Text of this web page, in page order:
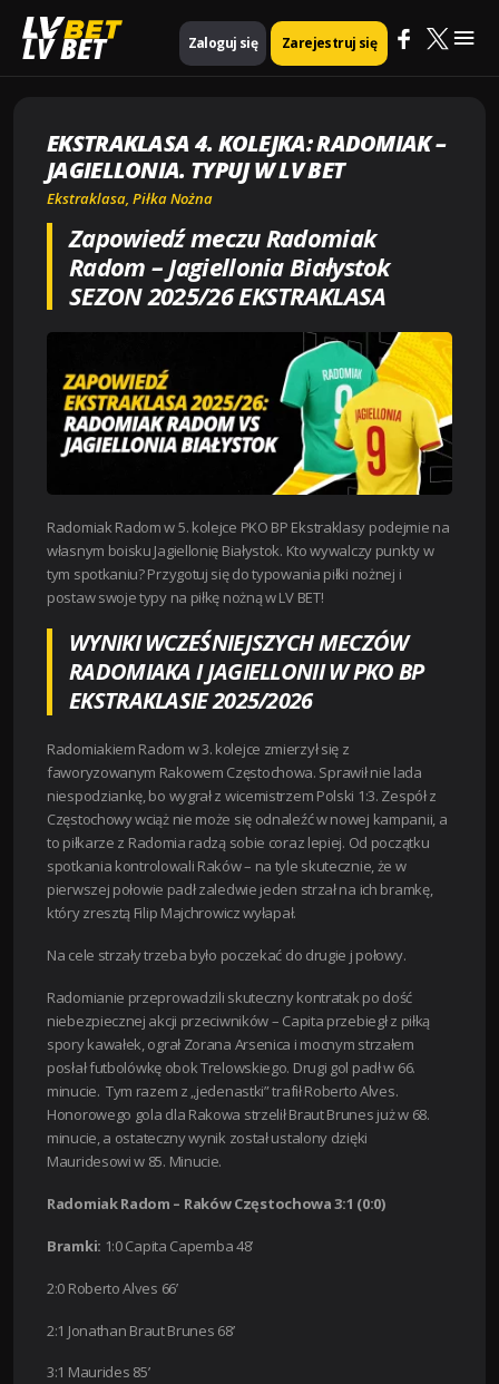
LV BET Zaloguj się Zarejestruj się
Strona główna
Piłka nożna
Ekstraklasa 4. kolejka: Radomiak – Jagiellonia. Typuj w LV BET
EKSTRAKLASA 4. KOLEJKA: RADOMIAK –
JAGIELLONIA. TYPUJ W LV BET
Ekstraklasa Piłka Nożna
Zapowiedź meczu Radomiak
Radom – Jagiellonia Białystok
SEZON 2025/26 EKSTRAKLASA
Radomiak Radom w 5. kolejce PKO BP Ekstraklasy podejmie na
własnym boisku Jagiellonię Białystok. Kto wywalczy punkty w
tym spotkaniu? Przygotuj się do typowania piłki nożnej i
postaw swoje typy na piłkę nożną w LV BET!
WYNIKI WCZEŚNIEJSZYCH MECZÓW
RADOMIAKA I JAGIELLONII W PKO BP
EKSTRAKLASIE 2025/2026
Radomiakiem Radom w 3. kolejce zmierzył się z
faworyzowanym Rakowem Częstochowa. Sprawił nie lada
niespodziankę, bo wygrał z wicemistrzem Polski 1:3. Zespół z
Częstochowy wciąż nie może się odnaleźć w nowej kampanii, a
to piłkarze z Radomia radzą sobie coraz lepiej. Od początku
spotkania kontrolowali Raków – na tyle skutecznie, że w
pierwszej połowie padł zaledwie jeden strzał na ich bramkę,
który zresztą Filip Majchrowicz wyłapał.
Na cele strzały trzeba było poczekać do drugie j połowy.
Radomianie przeprowadzili skuteczny kontratak po dość
niebezpiecznej akcji przeciwników – Capita przebiegł z piłką
spory kawałek, ograł Zorana Arsenica i mocnym strzałem
posłał futbolówkę obok Trelowskiego. Drugi gol padł w 66.
minucie. Tym razem z „jedenastki” trafił Roberto Alves.
Honorowego gola dla Rakowa strzelił Braut Brunes już w 68.
minucie, a ostateczny wynik został ustalony dzięki
Mauridesowi w 85. Minucie.
Radomiak Radom – Raków Częstochowa 3:1 (0:0)
Bramki: 1:0 Capita Capemba 48’
2:0 Roberto Alves 66’
2:1 Jonathan Braut Brunes 68’
3:1 Maurides 85’